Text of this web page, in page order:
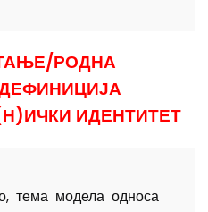
РОДНА
ИДЕНТИТЕТ
тема модела односа